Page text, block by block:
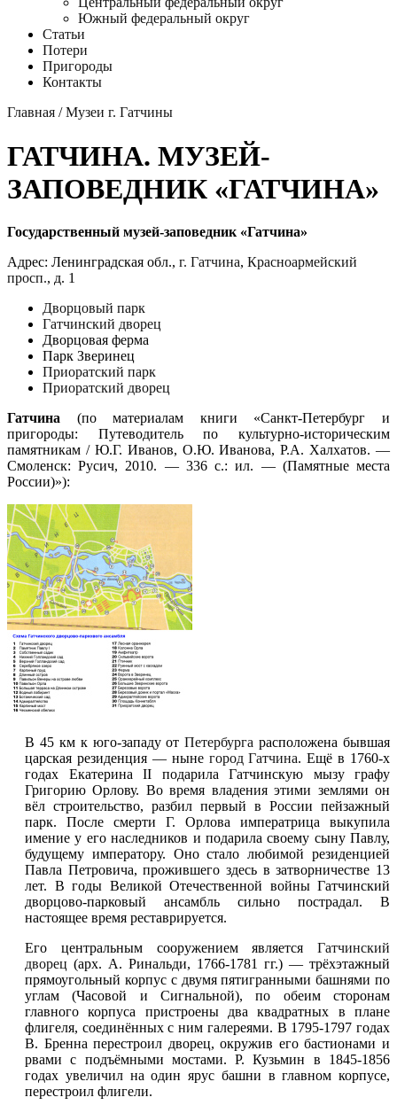
Южный федеральный округ
Статьи
Потери
Пригороды
Контакты
Главная /Музеи г. Гатчины
ГАТЧИНА. МУЗЕЙ-
ЗАПОВЕДНИК «ГАТЧИНА»
Государственный музей-заповедник «Гатчина»
Адрес: Ленинградская обл., г. Гатчина, Красноармейский
просп., д. 1
Дворцовый парк
Гатчинский дворец
Дворцовая ферма
Парк Зверинец
Приоратский парк
Приоратский дворец
Гатчина (по материалам книги «Санкт-Петербург и
пригороды: Путеводитель по культурно-историческим
памятникам / Ю.Г. Иванов, О.Ю. Иванова, Р.А. Халхатов. —
Смоленск: Русич, 2010. — 336 с.: ил. — (Памятные места
России)»):
В 45 км к юго-западу отПетербурга расположена бывшая
царская резиденция — ныне город Гатчина. Ещё в 1760-х
годах Екатерина II подарила Гатчинскую мызу графу
Григорию Орлову. Во время владения этими землями он
вёл строительство, разбил первый в России пейзажный
парк. После смерти Г. Орлова императрица выкупила
имение у его наследников и подарила своему сыну Павлу,
будущему императору. Оно стало любимой резиденцией
Павла Петровича, прожившего здесь в затворничестве 13
лет. В годы Великой Отечественной войны Гатчинский
дворцово-парковый ансамбль сильно пострадал. В
настоящее время реставрируется.
Его центральным сооружением является Гатчинский
дворец (арх. А. Ринальди, 1766-1781 гг.) — трёхэтажный
прямоугольный корпус с двумя пятигранными башнями по
углам (Часовой и Сигнальной), по обеим сторонам
главного корпуса пристроены два квадратных в плане
флигеля, соединённых с ним галереями. В 1795-1797 годах
В. Бренна перестроил дворец, окружив его бастионами и
рвами с подъёмными мостами. Р. Кузьмин в 1845-1856
годах увеличил на один ярус башни в главном корпусе,
перестроил флигели.